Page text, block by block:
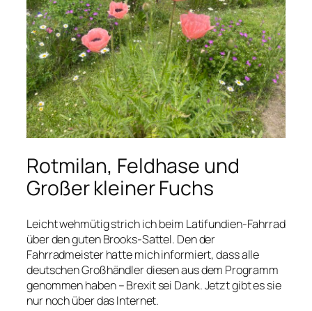
Rotmilan, Feldhase und
Großer kleiner Fuchs
Leicht wehmütig strich ich beim Latifundien-Fahrrad
über den guten Brooks-Sattel. Den der
Fahrradmeister hatte mich informiert, dass alle
deutschen Großhändler diesen aus dem Programm
genommen haben – Brexit sei Dank. Jetzt gibt es sie
nur noch über das Internet.